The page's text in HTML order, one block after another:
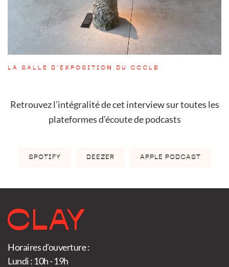
LA SALLE D’EXPOSITION DU CCCLB
Retrouvez l’intégralité de cet interview sur toutes les
plateformesd’écoute de podcasts
SPOTIFY DEEZER APPLE PODCAST
Horaires d'ouverture :
Lundi : 10h - 19h